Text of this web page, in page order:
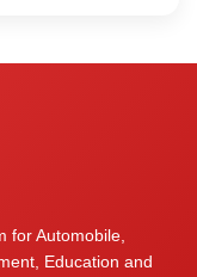
for Automobile,
Education and